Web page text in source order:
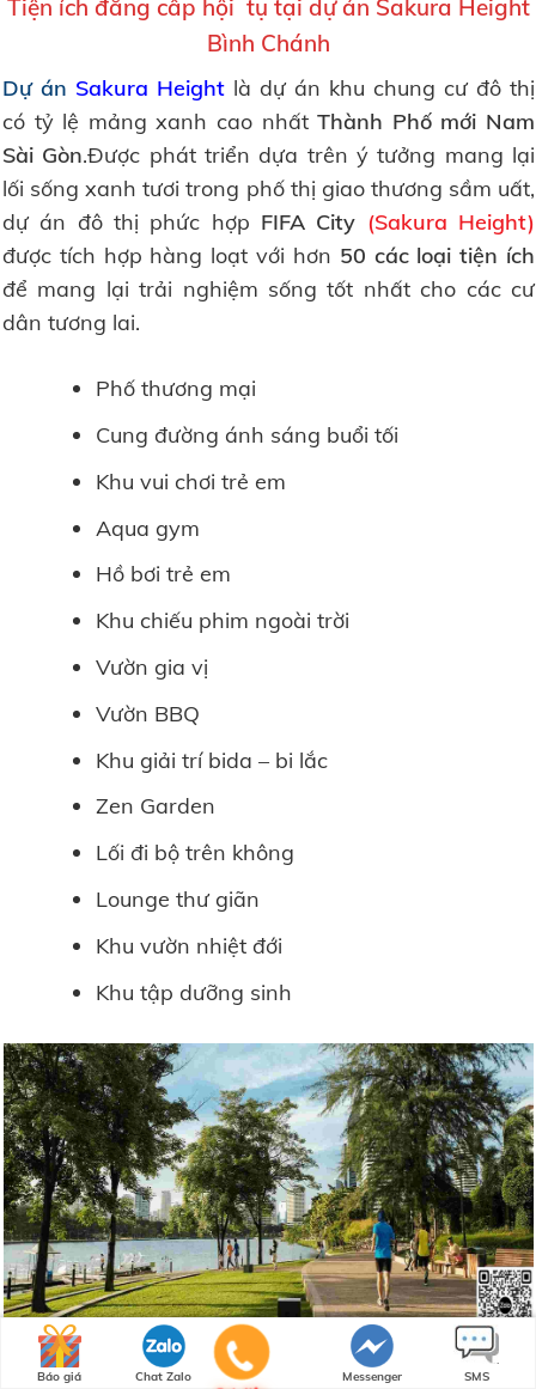
Tiện ích đẳng cấp hội tụ tại dự án Sakura Height
Bình Chánh
Dự án Sakura Height là dự án khu chung cư đô thị
có tỷ lệ mảng xanh cao nhấtThành Phố mới Nam
Sài Gòn.Được phát triển dựa trên ý tưởng mang lại
lối sống xanh tươi trong phố thị giao thương sầm uất,
dự án đô thị phức hợp FIFA City (Sakura Height)
được tích hợp hàng loạt với hơn 50 các loại tiện ích
để mang lại trải nghiệm sống tốt nhất cho các cư
dân tương lai.
Phố thương mại
Cung đường ánh sáng buổi tối
Khu vui chơi trẻ em
Aqua gym
Hồ bơi trẻ em
Khu chiếu phim ngoài trời
Vườn gia vị
Vườn BBQ
Khu giải trí bida – bi lắc
Zen Garden
Lối đi bộ trên không
Lounge thư giãn
Khu vườn nhiệt đới
Khu tập dưỡng sinh
Báo giá Chat Zalo Messenger SMS